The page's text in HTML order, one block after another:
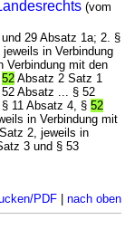
(vom
29 Absatz 1a; 2. §
in Verbindung
Verbindung mit den
52 Absatz 2 Satz 1
Absatz ... § 52
11 Absatz 4, §52
in Verbindung mit
2, jeweils in
3 und § 53
PDF| nach oben